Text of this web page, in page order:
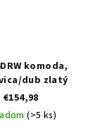
komoda,
dub zlatý
€154,98
(>5 ks)